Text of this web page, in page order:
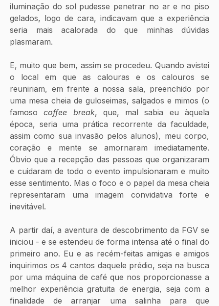
iluminação do sol pudesse penetrar no ar e no piso
gelados, logo de cara, indicavam que a experiência
seria mais acalorada do que minhas dúvidas
plasmaram.
E, muito que bem, assim se procedeu. Quando avistei
o local em que as calouras e os calouros se
reuniriam, em frente a nossa sala, preenchido por
uma mesa cheia de guloseimas, salgados e mimos (o
famoso coffee break, que, mal sabia eu àquela
época, seria uma prática recorrente da faculdade,
assim como sua invasão pelos alunos), meu corpo,
coração e mente se amornaram imediatamente.
Óbvio que a recepção das pessoas que organizaram
e cuidaram de todo o evento impulsionaram e muito
esse sentimento. Mas o foco e o papel da mesa cheia
representaram uma imagem convidativa forte e
inevitável.
A partir daí, a aventura de descobrimento da FGV se
iniciou - e se estendeu de forma intensa até o final do
primeiro ano. Eu e as recém-feitas amigas e amigos
inquirimos os 4 cantos daquele prédio, seja na busca
por uma máquina de café que nos proporcionasse a
melhor experiência gratuita de energia, seja com a
finalidade de arranjar uma salinha para que